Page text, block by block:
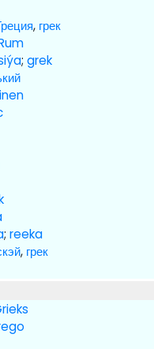
, грек
;grek
;reeka
, грек